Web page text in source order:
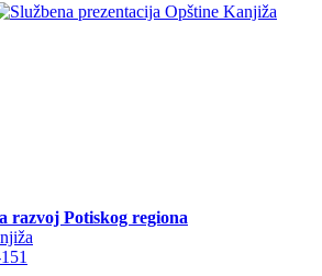
razvoj Potiskog regiona